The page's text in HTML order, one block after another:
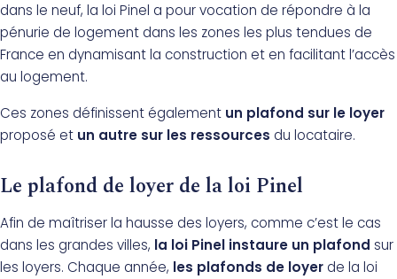
dans le neuf, la loi Pinel a pour vocation de répondre à la
pénurie de logement dans les zones les plus tendues de
France en dynamisant la construction et en facilitant l’accès
au logement.
Ces zones définissent également un plafond sur le loyer
proposé et un autre sur les ressources du locataire.
Le plafond de loyer de la loi Pinel
Afin de maîtriser la hausse des loyers, comme c’est le cas
dans les grandes villes, la loi Pinel instaure un plafond sur
les loyers. Chaque année, les plafonds de loyerde la loi